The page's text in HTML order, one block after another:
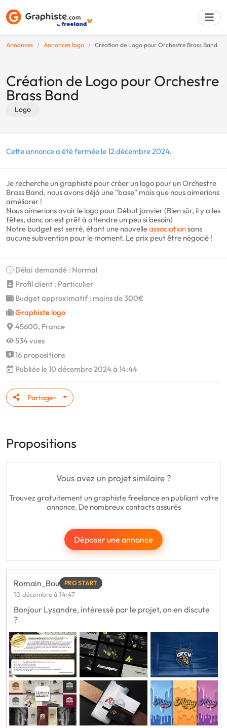
Annonces Annonces logo Création de Logo pour Orchestre Brass Band
Création de Logo pour Orchestre
Brass Band
Logo
Cette annonce a été fermée le 12 décembre 2024.
Je recherche un graphiste pour créer un logo pour un Orchestre
Brass Band, nous avons déjà une "base" mais que nous aimerions
améliorer !
Nous aimerions avoir le logo pour Début janvier (Bien sûr, il y a les
fêtes, donc on est prêt à attendre un peu si besoin)
Notre budget est serré, étant une nouvelleassociationsans
aucune subvention pour le moment. Le prix peut être négocié !
Délai demandé : Normal
Profil client : Particulier
Budget approximatif : moins de 300€
Graphiste logo
45600, France
534 vues
16 propositions
Publiée le 10 décembre 2024 à 14:44
Partager
Propositions
Vous avez un projet similaire ?
Trouvez gratuitement un graphiste freelance en publiant votre
annonce. De nombreux contacts assurés
Déposer une annonce
Romain_Bou PRO START
10 décembre à 14:47
Bonjour Lysandre, intéressé par le projet, on en discute
?